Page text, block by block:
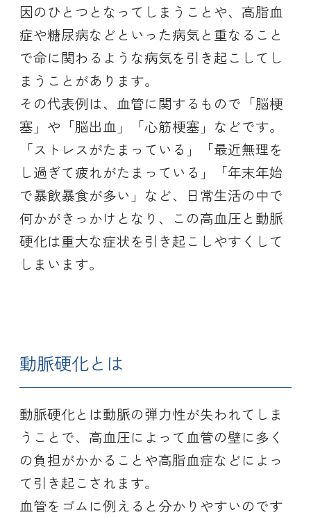
因のひとつとなってしまうことや、高脂血
症や糖尿病などといった病気と重なること
で命に関わるような病気を引き起こしてし
まうことがあります。
その代表例は、血管に関するもので「脳梗
塞」や「脳出血」「心筋梗塞」などです。
「ストレスがたまっている」「最近無理を
し過ぎて疲れがたまっている」「年末年始
で暴飲暴食が多い」など、日常生活の中で
何かがきっかけとなり、この高血圧と動脈
硬化は重大な症状を引き起こしやすくして
しまいます。
動脈硬化とは
動脈硬化とは動脈の弾力性が失われてしま
うことで、高血圧によって血管の壁に多く
の負担がかかることや高脂血症などによっ
て引き起こされます。
血管をゴムに例えると分かりやすいのです